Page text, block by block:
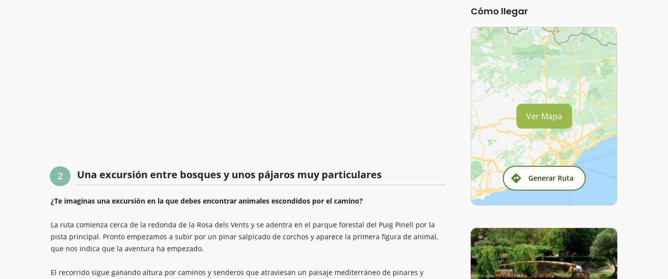
2 Una excursión entre bosques y unos pájaros muy particulares
¿Te imaginas una excursión en la que debes encontrar animales escondidos por el camino?
La ruta comienza cerca de la redonda de la Rosa dels Vents y se adentra en el parque forestal del Puig Pinell por la
pista principal. Pronto empezamos a subir por un pinar salpicado de corchos y aparece la primera figura de animal,
que nos indica que la aventura ha empezado.
El recorrido sigue ganando altura por caminos y senderos que atraviesan un paisaje mediterráneo de pinares y
Cómo llegar
Generar Ruta
Ver Mapa